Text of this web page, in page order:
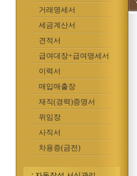
거래명세서
세금계산서
견적서
급여대장+급여명세서
이력서
매입매출장
재직(경력)증명서
위임장
사직서
차용증(금전)